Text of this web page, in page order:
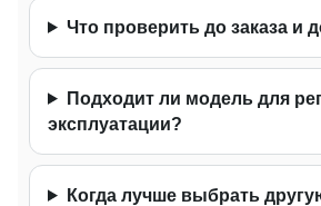
Что проверить до заказа и
Подходит ли модель для
эксплуатации?
Когда лучше выбрать